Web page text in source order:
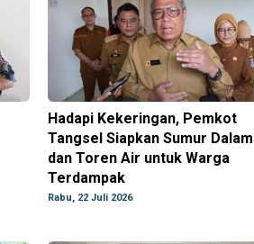
Hadapi Kekeringan, Pemkot
Tangsel Siapkan Sumur Dalam
dan Toren Air untuk Warga
Terdampak
Rabu, 22 Juli 2026